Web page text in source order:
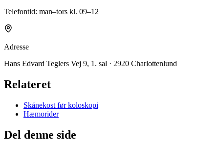
Telefontid: man–tors kl. 09–12
Adresse
Hans Edvard Teglers Vej 9, 1. sal · 2920 Charlottenlund
Relateret
Skånekost før koloskopi
Hæmorider
Del denne side